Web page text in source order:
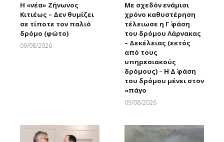
Η «νέα» Ζήνωνος
Κιτιέως – Δεν θυμίζει
σε τίποτε τον παλιό
δρόμο (φώτο)
09/08/2026
Με σχεδόν ενάμισι
χρόνο καθυστέρηση
τέλειωσε η Γ΄ φάση
του δρόμου Λάρνακας
– Δεκέλειας (εκτός
από τους
υπηρεσιακούς
δρόμους) – Η Δ΄ φάση
του δρόμου μένει στον
«πάγο
09/08/2026